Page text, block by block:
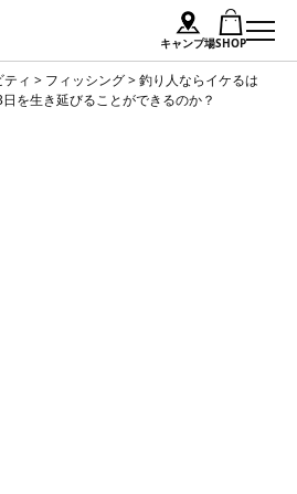
キャンプ場SHOP
ィ > フィッシング>釣り人ならイケるは
を生き延びることができるのか？